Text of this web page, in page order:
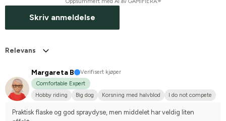
Skriv anmeldelse
Relevans
Margareta B
Verifisert kjøper
Comfortable Expert
Hobby riding
Big dog Korsning med halvblod I do not compete
Praktisk flaske og god spraydyse, men middelet har veldig liten